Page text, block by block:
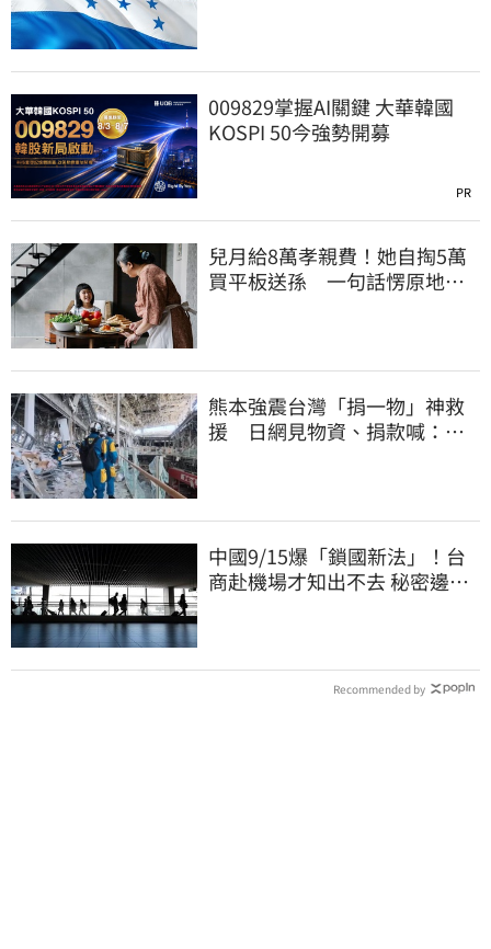
009829掌握AI關鍵 大華韓國
KOSPI 50今強勢開募
PR
兒月給8萬孝親費！她自掏5萬
買平板送孫 一句話愣原地
熊本強震台灣「捐一物」神救
援 日網見物資、捐款喊：比
中國9/15爆「鎖國新法」！台
商赴機場才知出不去 秘密邊控
Recommended by